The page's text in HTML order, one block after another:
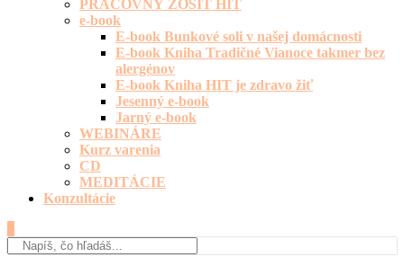
PRACOVNÝ ZOŠIT HIT
e-book
E-book Bunkové soli v našej domácnosti
E-book Kniha Tradičné Vianoce takmer bez
alergénov
E-book Kniha HIT je zdravo žiť
Jesenný e-book
Jarný e-book
WEBINÁRE
Kurz varenia
CD
MEDITÁCIE
Konzultácie